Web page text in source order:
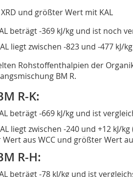
und größter Wert mit KAL
beträgt -369 kJ/kg und ist noch
liegt zwischen -823 und -477 kJ/
Rohstoffenthalpien der
BM R.
R-K:
beträgt -669 kJ/kg und ist
liegt zwischen -240 und +12 kJ/
aus WCC und größter Wert
R-H:
beträgt -78 kJ/kg und ist